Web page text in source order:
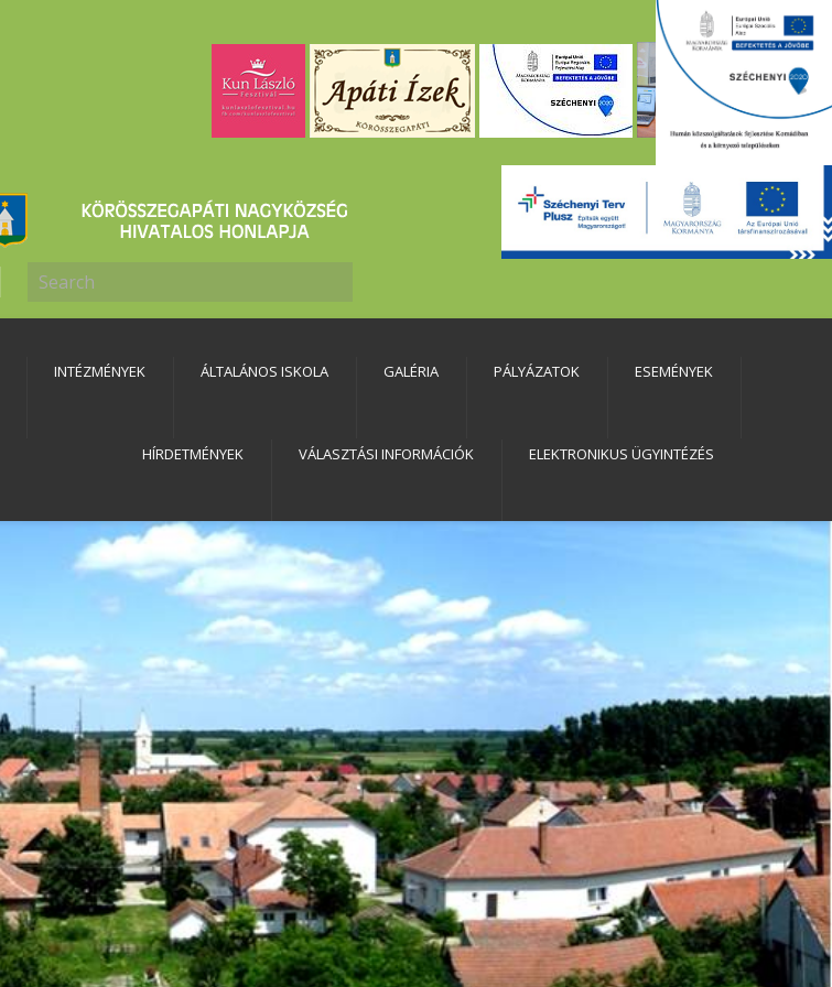
INTÉZMÉNYEK ÁLTALÁNOS ISKOLA GALÉRIA PÁLYÁZATOK ESEMÉNYEK
HÍRDETMÉNYEK VÁLASZTÁSI INFORMÁCIÓK ELEKTRONIKUS ÜGYINTÉZÉS